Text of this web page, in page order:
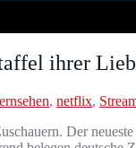
ihrer
, netflix,
Der